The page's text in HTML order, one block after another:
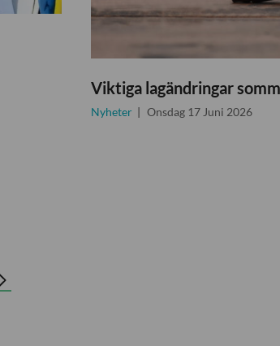
Viktiga lagändringar
Nyheter Onsdag 17 Juni 2026